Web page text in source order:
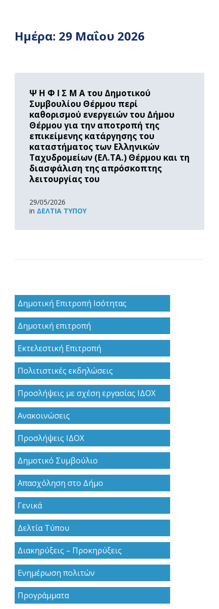
Ημέρα: 29 Μαΐου 2026
Ψ Η Φ Ι Σ Μ Α του Δημοτικού
Συμβουλίου Θέρμου περί
καθορισμού ενεργειών του Δήμου
Θέρμου για την αποτροπή της
επικείμενης κατάργησης του
καταστήματος των Ελληνικών
Ταχυδρομείων (ΕΛ.ΤΑ.) Θέρμου και τη
διασφάλιση της απρόσκοπτης
λειτουργίας του
29/05/2026
in ΔΕΛΤΊΑ ΤΎΠΟΥ
Read
Δημοτική Επιτροπή Ισότητας
Δημοτική επιτροπή
Εκτελεστική Επιτροπή
Πολιτιστικές εκδηλώσεις
Προσλήψεις με σχέση εργασίας ΙΔΟΧ
Ανακoινώσεις
Προσλήψεις ΙΔΟΧ
Δημοτικό Συμβούλιο
Απασχόληση στο Δήμο
Γενικά
Δελτία Τύπου
Διακηρύξεις – Προκηρύξεις
Ενημέρωση πολιτών
Προγράμματα